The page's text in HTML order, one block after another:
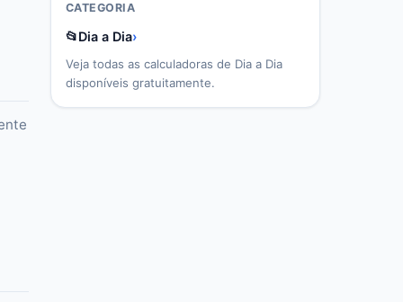
CATEGORIA
📂Dia a Dia›
Veja todas as calculadoras de Dia a Dia
disponíveis gratuitamente.